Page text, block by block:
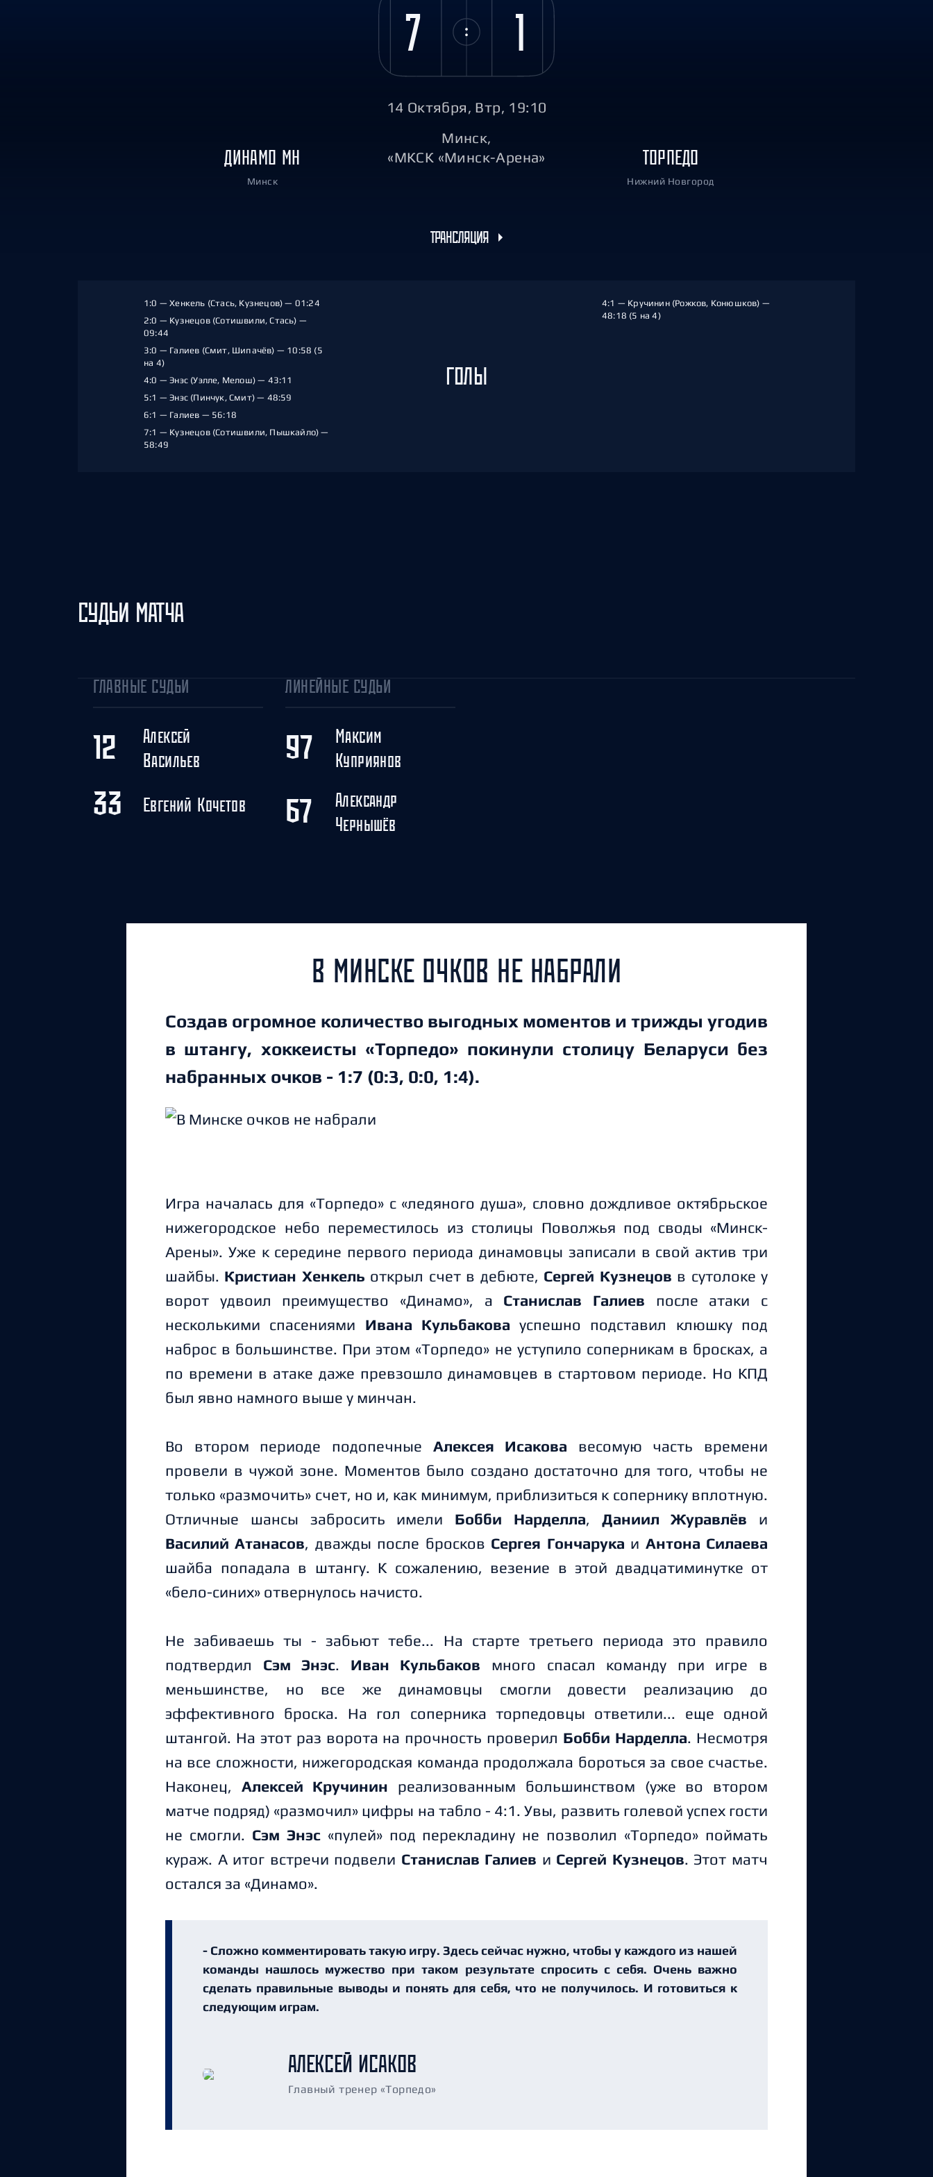
Салават Юлаев
ДИНАМО МН
Минск
7 1
14 Октября, Втр, 19:10
Минск,
«МКСК «Минск-Арена»
ТОРПЕДО
Нижний Новгород
ТРАНСЛЯЦИЯ
ГОЛЫ
1:0 — Хенкель (Стась, Кузнецов) — 01:24
2:0 — Кузнецов (Сотишвили, Стась) —
09:44
3:0 — Галиев (Смит, Шипачёв) — 10:58 (5
на 4)
4:0 — Энэс (Уэлле, Мелош) — 43:11
5:1 — Энэс (Пинчук, Смит) — 48:59
6:1 — Галиев — 56:18
7:1 — Кузнецов (Сотишвили, Пышкайло) —
58:49
4:1 — Кручинин (Рожков, Конюшков) —
48:18 (5 на 4)
СУДЬИ МАТЧА
ГЛАВНЫЕ СУДЬИ
12
Алексей
Васильев
33 Евгений Кочетов
ЛИНЕЙНЫЕ СУДЬИ
97
Максим
Куприянов
67
Александр
Чернышёв
В МИНСКЕ ОЧКОВ НЕ НАБРАЛИ
Создав огромное количество выгодных моментов и трижды угодив
в штангу, хоккеисты «Торпедо» покинули столицу Беларуси без
набранных очков - 1:7 (0:3, 0:0, 1:4).
Игра началась для «Торпедо» с «ледяного душа», словно дождливое октябрьское
нижегородское небо переместилось из столицы Поволжья под своды «Минск-
Арены». Уже к середине первого периода динамовцы записали в свой актив три
шайбы. Кристиан Хенкель открыл счет в дебюте, Сергей Кузнецов в сутолоке у
ворот удвоил преимущество «Динамо», а Станислав Галиев после атаки с
несколькими спасениями Ивана Кульбакова успешно подставил клюшку под
наброс в большинстве. При этом «Торпедо» не уступило соперникам в бросках, а
по времени в атаке даже превзошло динамовцев в стартовом периоде. Но КПД
был явно намного выше у минчан.
Во втором периоде подопечные Алексея Исакова весомую часть времени
провели в чужой зоне. Моментов было создано достаточно для того, чтобы не
только «размочить» счет, но и, как минимум, приблизиться к сопернику вплотную.
Отличные шансы забросить имели Бобби Нарделла, Даниил Журавлёв и
Василий Атанасов, дважды после бросков Сергея Гончарука и Антона Силаева
шайба попадала в штангу. К сожалению, везение в этой двадцатиминутке от
«бело-синих» отвернулось начисто.
Не забиваешь ты - забьют тебе... На старте третьего периода это правило
подтвердил Сэм Энэс. Иван Кульбаков много спасал команду при игре в
меньшинстве, но все же динамовцы смогли довести реализацию до
эффективного броска. На гол соперника торпедовцы ответили... еще одной
штангой. На этот раз ворота на прочность проверил Бобби Нарделла. Несмотря
на все сложности, нижегородская команда продолжала бороться за свое счастье.
Наконец, Алексей Кручинин реализованным большинством (уже во втором
матче подряд) «размочил» цифры на табло - 4:1. Увы, развить голевой успех гости
не смогли. Сэм Энэс «пулей» под перекладину не позволил «Торпедо» поймать
кураж. А итог встречи подвели Станислав Галиев и Сергей Кузнецов. Этот матч
остался за «Динамо».
- Сложно комментировать такую игру. Здесь сейчас нужно, чтобы у каждого из нашей
команды нашлось мужество при таком результате спросить с себя. Очень важно
сделать правильные выводы и понять для себя, что не получилось. И готовиться к
следующим играм.
АЛЕКСЕЙ ИСАКОВ
Главный тренер «Торпедо»